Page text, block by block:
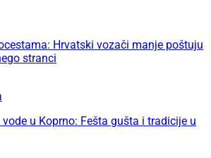
Hrvatski vozači manje poštuju
stranci
u Koprno: Fešta gušta i tradicije u